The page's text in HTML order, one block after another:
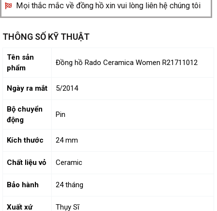
Mọi thắc mắc về đồng hồ xin vui lòng liên hệ chúng tôi
THÔNG SỐ KỸ THUẬT
Tên sản
phẩm
Đồng hồ Rado Ceramica Women R21711012
Ngày ra mắt 5/2014
Bộ chuyển
động
Pin
Kích thước 24 mm
Chất liệu vỏ Ceramic
Bảo hành 24 tháng
Xuất xứ Thụy Sĩ